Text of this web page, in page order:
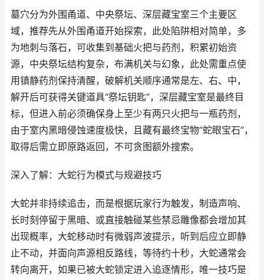
墓穴分为外围甬道、中央祭坛、深层藏宝室三个主要区
域，推荐先从外围甬道开始探索，此处陷阱相对简单，多
为地刺与落石，可收集到基础火把与药剂，积累初始资
源，中央祭坛结构复杂，布满机关与幻象，此处需重点使
用镇静药剂保持清醒，破解机关顺序通常是左、右、中，
解开后可获得关键道具“祭坛钥匙”，深层藏宝室是最终目
标，但进入前必须确保身上至少有两只火把与一瓶药剂，
由于室内黑暗侵蚀速度极快，且藏有最终宝物“蛇眼宝石”，
取得后需立即原路返回，不可贪图额外搜索。
深入了解：大蛇行为模式与规避技巧
大蛇并非持续追击，而是根据玩家行为触发，制造声响、
长时刻停留于黑暗、或直接触碰某些禁忌雕像都会增加其
出现概率，大蛇移动时有微弱声波提示，听到后应立即静
止不动，并面向声源相反路线，等待约十秒，大蛇通常会
转向离开，如果已被大蛇锁定进入追逐情形，唯一技巧是